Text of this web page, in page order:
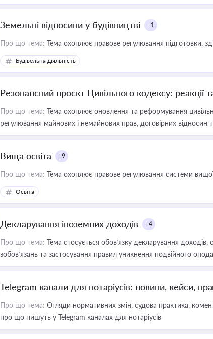
Земельні відносини у будівництві +1
Про що тема: Тема охоплює правове регулювання підготовки,
Будівельна діяльність
Резонансний проєкт Цивільного кодексу: реакції
Про що тема: Тема охоплює оновлення та реформування
регулювання майнових і немайнових прав, договірних відносин
Вища освіта +9
Про що тема: Тема охоплює правове регулювання системи вищої
Освіта
Декларування іноземних доходів +4
Про що тема: Тема стосується обов’язку декларування
зобов’язань та застосування правил уникнення подвійного
Telegram канали для нотаріусів: новини, кейси,
Про що тема: Огляди нормативних змін, судова практика,
про що пишуть у Telegram каналах для нотаріусів